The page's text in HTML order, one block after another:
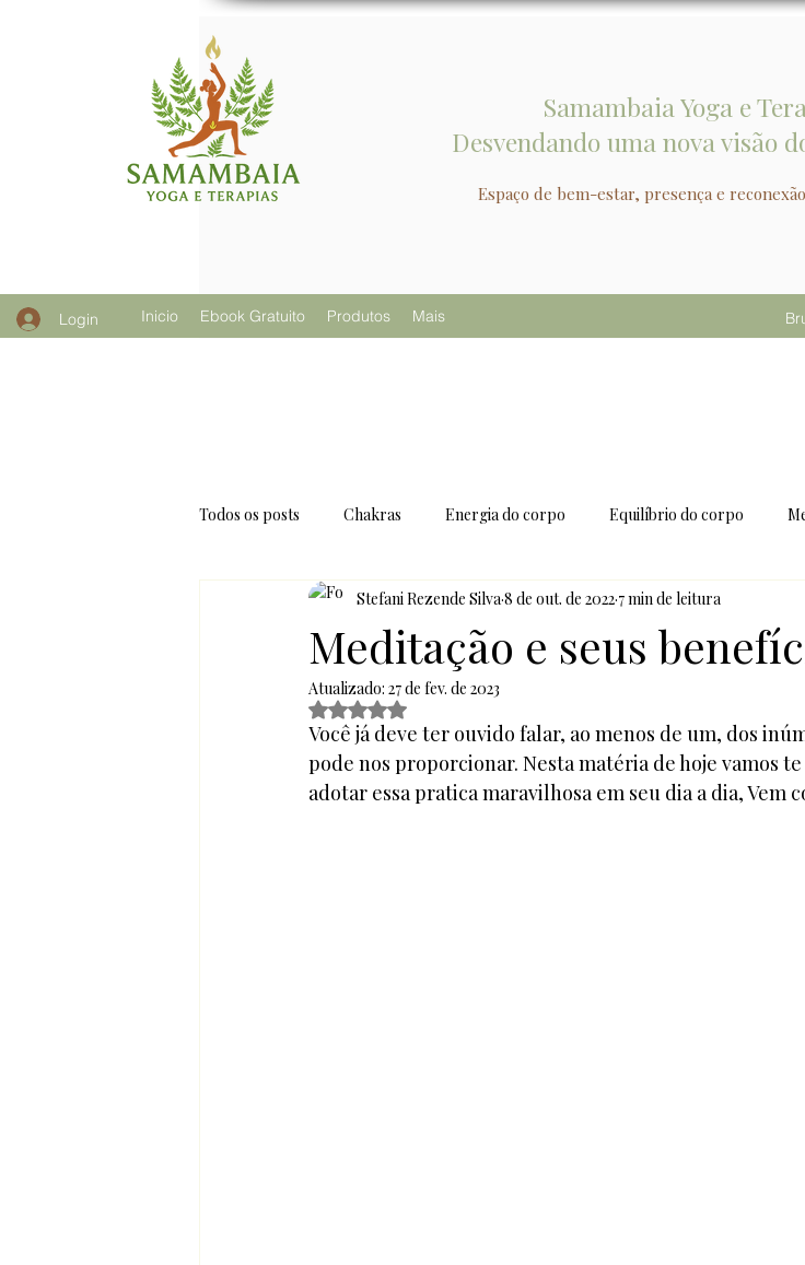
Samambaia Yoga e
Desvendando uma nova visão
Espaço de bem-estar, presença e
Login Inicio Ebook Gratuito Produtos Mais
Todos os posts Chakras Energia do corpo Equilíbrio do corpo
Terapias Integrativas Dicas de uso E-book Yoga
Espiritualidade Livre Mente e Consciência
Meditação e seus
Stefani Rezende Silva 8 de out. de 2022 7 min de leitura
Atualizado: 27 de fev. de 2023
Avaliado com NaN de 5 estrelas.
Você já deve ter ouvido falar, ao menos de um, dos
pode nos proporcionar. Nesta matéria de hoje vamos
adotar essa pratica maravilhosa em seu dia a dia, Vem